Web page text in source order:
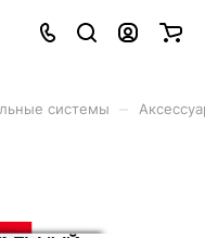
системы